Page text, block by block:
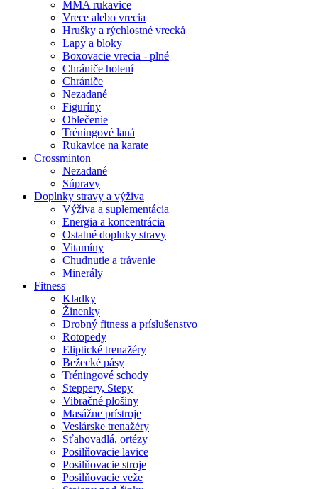
MMA rukavice
Vrece alebo vrecia
Hrušky a rýchlostné vrecká
Lapy a bloky
Boxovacie vrecia - plné
Chrániče holení
Chrániče
Nezadané
Figuríny
Oblečenie
Tréningové laná
Rukavice na karate
Crossminton
Nezadané
Súpravy
Doplnky stravy a výživa
Výživa a suplementácia
Energia a koncentrácia
Ostatné doplnky stravy
Vitamíny
Chudnutie a trávenie
Minerály
Fitness
Kladky
Žinenky
Drobný fitness a príslušenstvo
Rotopedy
Eliptické trenažéry
Bežecké pásy
Tréningové schody
Steppery, Stepy
Vibračné plošiny
Masážne prístroje
Veslárske trenažéry
Sťahovadlá, ortézy
Posilňovacie lavice
Posilňovacie stroje
Posilňovacie veže